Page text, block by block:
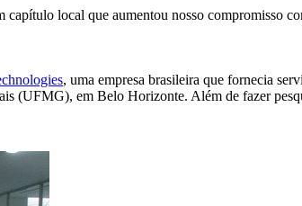
local que aumentou nosso compromisso
, uma empresa brasileira que fornecia
(UFMG), em Belo Horizonte. Além de fazer